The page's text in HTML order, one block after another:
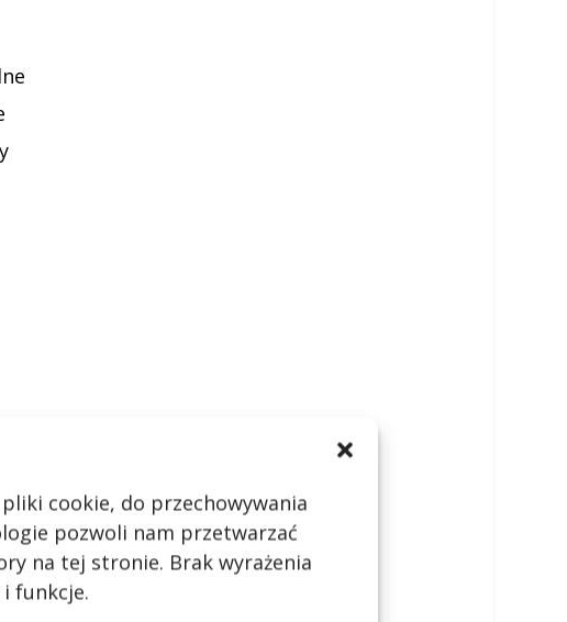
cookie, do przechowywania
pozwoli nam przetwarzać
na tej stronie. Brak wyrażenia
funkcje.